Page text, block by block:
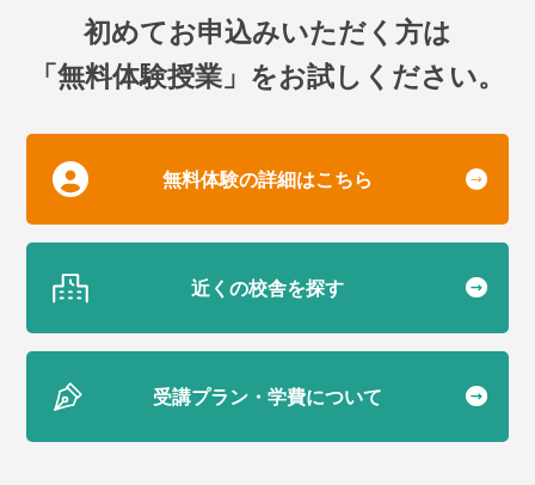
初めてお申込みいただく方は
「無料体験授業」をお試しください。
無料体験の詳細はこちら
近くの校舎を探す
受講プラン・学費について